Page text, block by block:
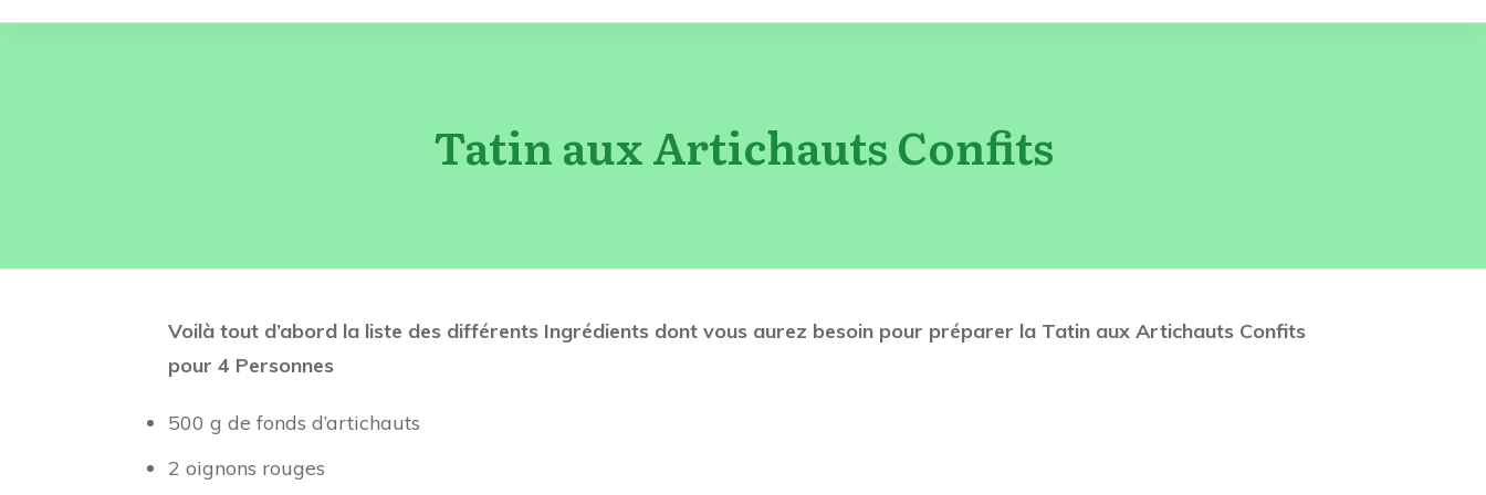
Tatin aux Artichauts Confits
Voilà tout d’abord la liste des différents Ingrédients dont vous aurez besoin pour préparer la Tatin aux Artichauts Confits
pour 4 Personnes
500 g de fonds d’artichauts
2 oignons rouges